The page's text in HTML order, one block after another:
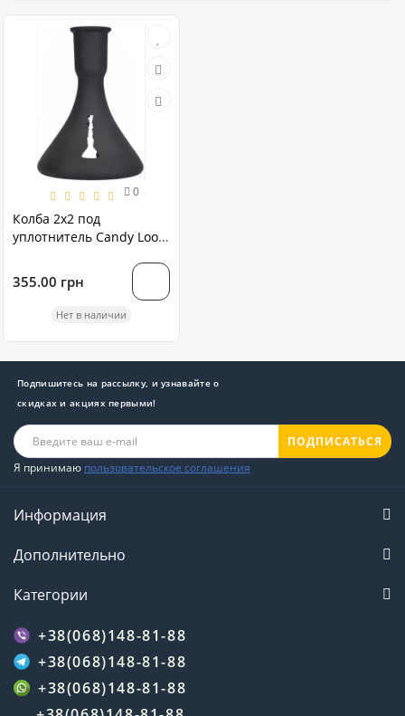
0
Колба 2х2 под
уплотнитель Candy Loop
структурный
355.00 грн
Нет в наличии
Подпишитесь на рассылку, и узнавайте о
скидках и акциях первыми!
ПОДПИСАТЬСЯ
Я принимаю пользовательское соглашения
Информация
Дополнительно
Категории
+38(068)148-81-88
+38(068)148-81-88
+38(068)148-81-88